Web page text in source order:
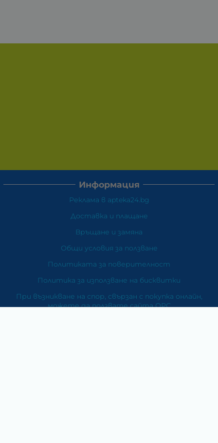
Информация
Реклама в apteka24.bg
Доставка и плащане
Връщане и замяна
Общи условия за ползване
Политиката за поверителност
Политика за използване на бисквитки
При възникване на спор, свързан с покупка онлайн,
можете да ползвате сайта ОРС